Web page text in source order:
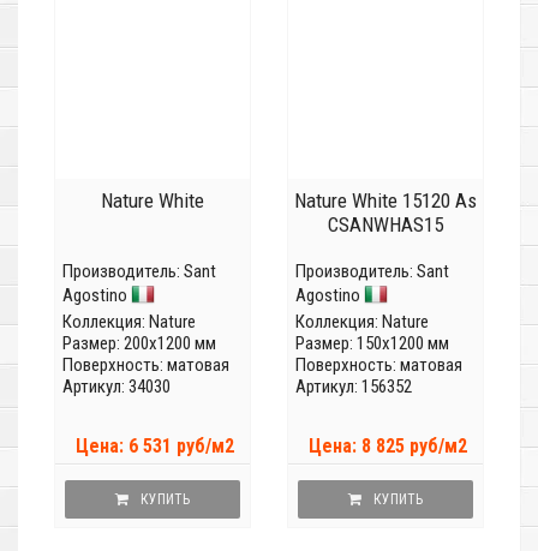
Nature White
Производитель: Sant
Agostino
Коллекция: Nature
Размер: 200x1200 мм
Поверхность: матовая
Артикул: 34030
Цена: 6 531 руб/м2
КУПИТЬ
Nature White 15120 As
CSANWHAS15
Производитель: Sant
Agostino
Коллекция: Nature
Размер: 150x1200 мм
Поверхность: матовая
Артикул: 156352
Цена: 8 825 руб/м2
КУПИТЬ